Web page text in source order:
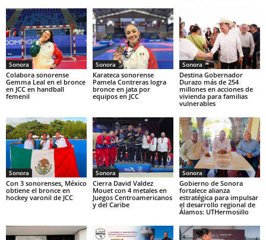
Sonora
Colabora sonorense
Gemma Leal en el bronce
en JCC en handball
femenil
Sonora
Karateca sonorense
Pamela Contreras logra
bronce en jata por
equipos en JCC
Sonora
Destina Gobernador
Durazo más de 254
millones en acciones de
vivienda para familias
vulnerables
Sonora
Con 3 sonorenses, México
obtiene el bronce en
hockey varonil de JCC
Sonora
Cierra David Valdez
Mouet con 4 metales en
Juegos Centroamericanos
y del Caribe
Sonora
Gobierno de Sonora
fortalece alianza
estratégica para impulsar
el desarrollo regional de
Álamos: UTHermosillo